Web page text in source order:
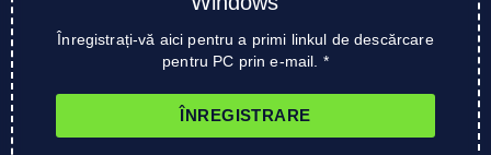
Înregistrați-vă aici pentru a primi linkul de descărcare
pentru PC prin e-mail. *
ÎNREGISTRARE